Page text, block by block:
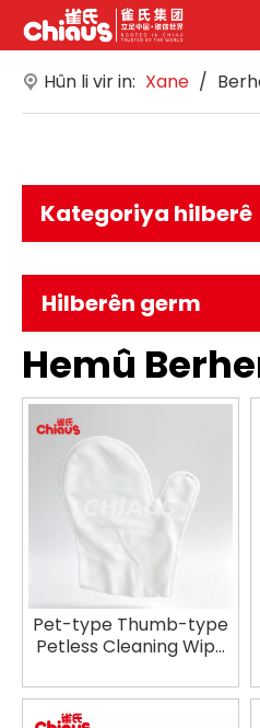
Hûn li vir in: Xane /
Kategoriya hilberê
Hilberên germ
Hemû
Pet-type Thumb-type
Petless Cleaning Wipe